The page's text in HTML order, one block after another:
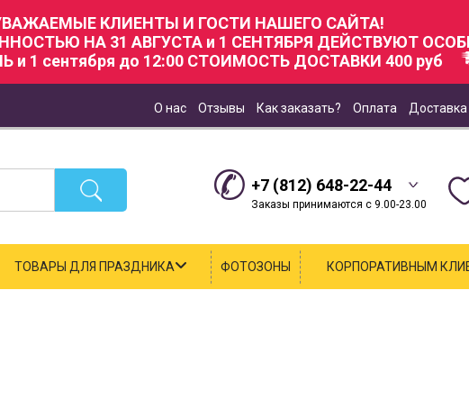
КЛИЕНТЫ И ГОСТИ НАШЕГО САЙТА!
НА 31 АВГУСТА и 1 СЕНТЯБРЯ ДЕЙСТВУЮТ
и 1 сентября до 12:00 СТОИМОСТЬ ДОСТАВКИ 400 руб
О нас Отзывы Как заказать? Оплата Доставка
+7 (812) 648-22-44
Заказы принимаются с 9.00-23.00
ТОВАРЫ ДЛЯ ПРАЗДНИКА ФОТОЗОНЫ КОРПОРАТИВНЫМ